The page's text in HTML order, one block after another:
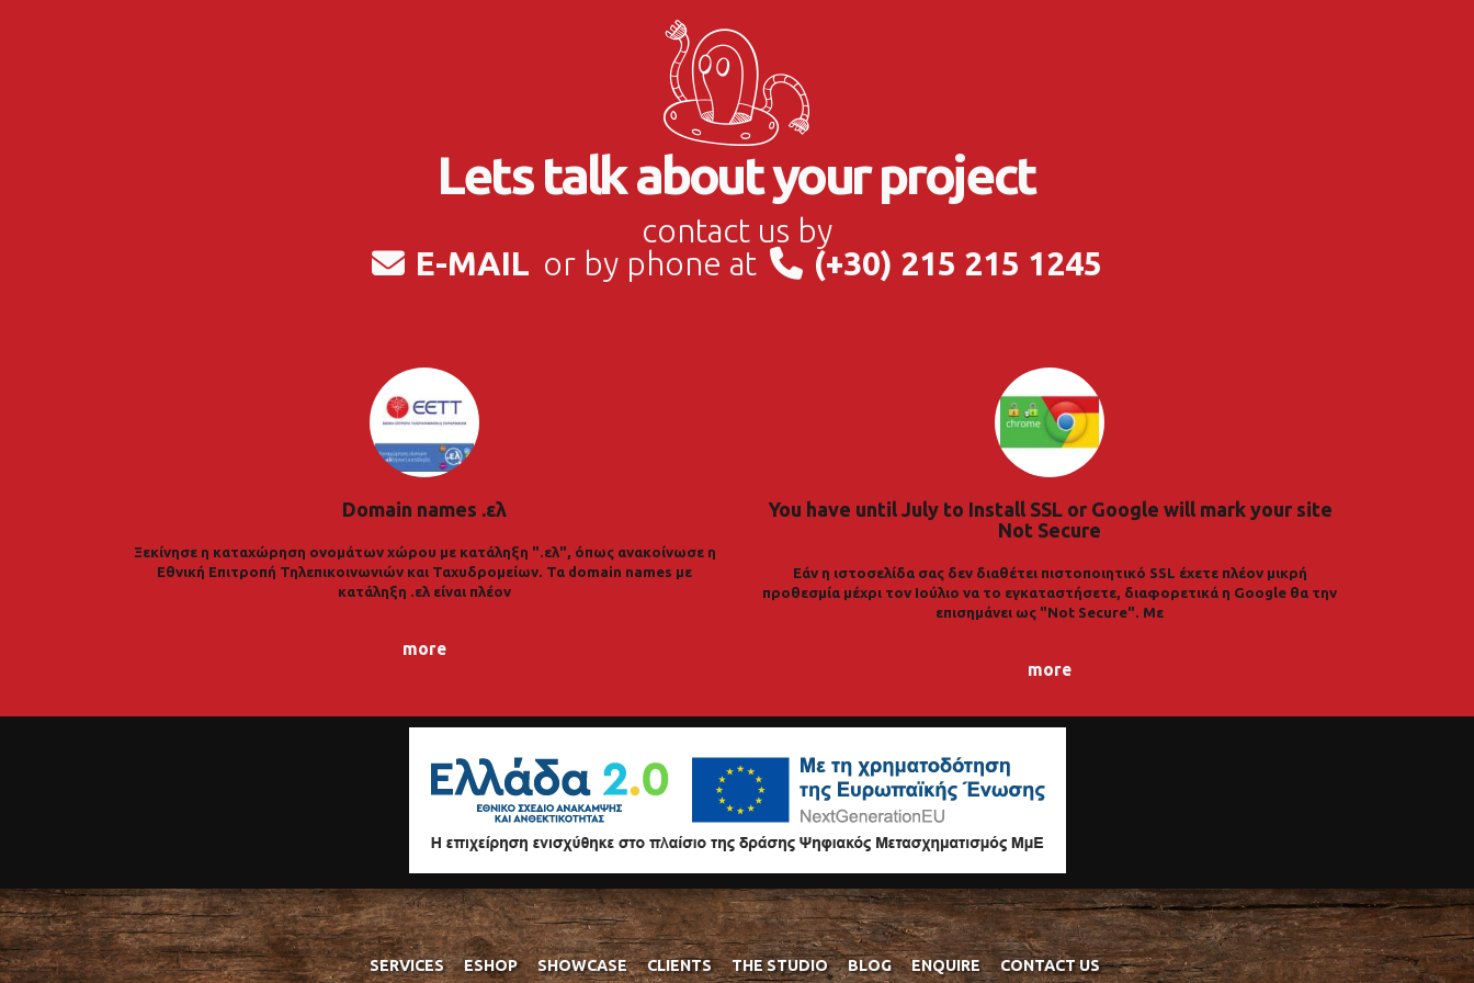
Lets talk about your project
contact us by
E-MAIL or by phone at (+30) 215 215 1245
Domain names .ελ
Ξεκίνησε η καταχώρηση ονομάτων χώρου με κατάληξη ".ελ", όπως ανακοίνωσε η
Εθνική Επιτροπή Τηλεπικοινωνιών και Ταχυδρομείων. Τα domain names με
κατάληξη .ελ είναι πλέον
more
You have until July to Install SSL or Google will mark your site
Not Secure
Εάν η ιστοσελίδα σας δεν διαθέτει πιστοποιητικό SSL έχετε πλέον μικρή
προθεσμία μέχρι τον Ιούλιο να το εγκαταστήσετε, διαφορετικά η Google θα την
επισημάνει ως "Not Secure". Με
more
SERVICES ESHOP SHOWCASE CLIENTS THE STUDIO BLOG ENQUIRE CONTACT US